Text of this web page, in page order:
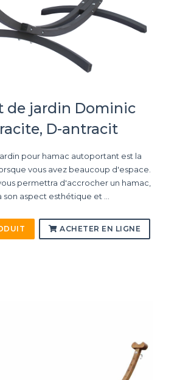
de jardin Dominic
D-antracit
pour hamac autoportant est la
vous avez beaucoup d'espace.
permettra d'accrocher un hamac,
son aspect esthétique et ...
ACHETER EN LIGNE